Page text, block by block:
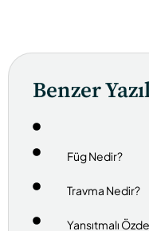
Benzer
Füg Nedir?
Travma Nedir?
Yansıtmalı